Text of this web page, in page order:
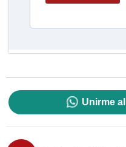
Unirme